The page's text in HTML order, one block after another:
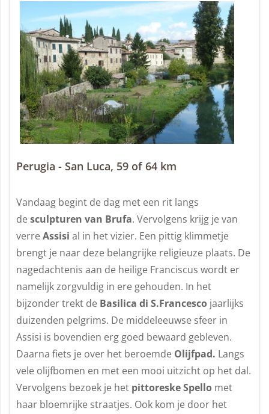
Perugia - San Luca, 59 of 64 km
Vandaag begint de dag met een rit langs
desculpturen van Brufa. Vervolgens krijg je van
verreAssisi al in het vizier. Een pittig klimmetje
brengt je naar deze belangrijke religieuze plaats. De
nagedachtenis aan de heilige Franciscus wordt er
namelijk zorgvuldig in ere gehouden. In het
bijzonder trekt de Basilica di S.Francesco jaarlijks
duizenden pelgrims. De middeleeuwse sfeer in
Assisi is bovendien erg goed bewaard gebleven.
Daarna fiets je over het beroemde Olijfpad. Langs
vele olijfbomen en met een mooi uitzicht op het dal.
Vervolgens bezoek je het pittoreske Spello met
haar bloemrijke straatjes. Ook kom je door het